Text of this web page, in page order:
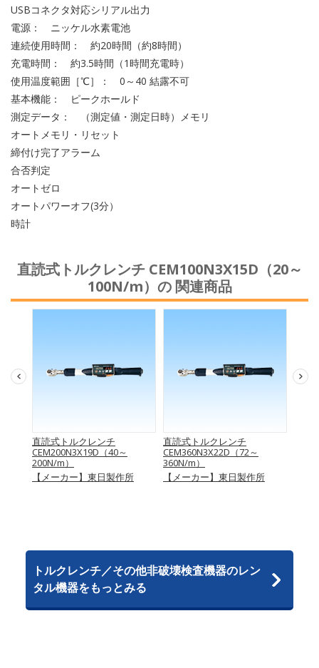
USBコネクタ対応シリアル出力
電源： ニッケル水素電池
連続使用時間： 約20時間（約8時間）
充電時間： 約3.5時間（1時間充電時）
使用温度範囲［℃］： 0～40 結露不可
基本機能： ピークホールド
測定データ： （測定値・測定日時）メモリ
オートメモリ・リセット
締付け完了アラーム
合否判定
オートゼロ
オートパワーオフ(3分）
時計
直読式トルクレンチ CEM100N3X15D（20～
100N/m）の 関連商品
直読式トルクレンチ
CEM200N3X19D（40～
200N/m）
【メーカー】東日製作所
直読式トルクレンチ
CEM360N3X22D（72～
360N/m）
【メーカー】東日製作所
トルクレンチ／その他非破壊検査機器のレン
タル機器をもっとみる